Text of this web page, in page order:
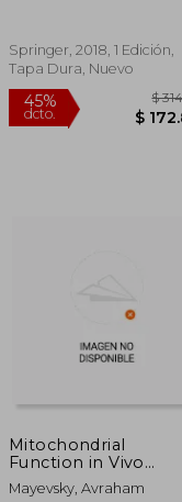
Application and Basic
Research (en Inglés)
Springer, 2018, 1 Edición,
Tapa Dura, Nuevo
Mitochondrial
Function in Vivo
Evaluated by Nadh
Fluorescence (en
Mayevsky, Avraham